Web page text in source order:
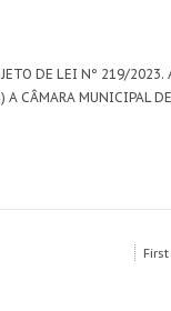
DE LEI Nº 219/
MUNICIPAL
First